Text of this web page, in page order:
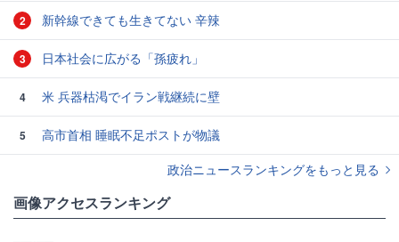
2 新幹線できても生きてない 辛辣
3 日本社会に広がる「孫疲れ」
4 米 兵器枯渇でイラン戦継続に壁
5
高市首相 睡眠不足ポストが物議
政治ニュースランキングをもっと見る
画像アクセスランキング